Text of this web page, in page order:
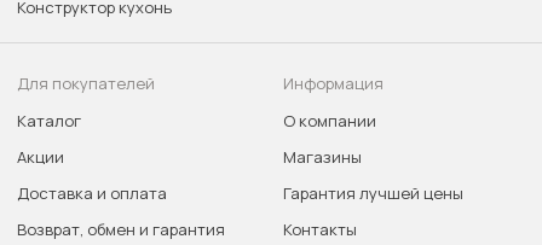
Конструктор кухонь
Для покупателей
Каталог
Акции
Доставка и оплата
Возврат, обмен и гарантия
Информация
О компании
Магазины
Гарантия лучшей цены
Контакты